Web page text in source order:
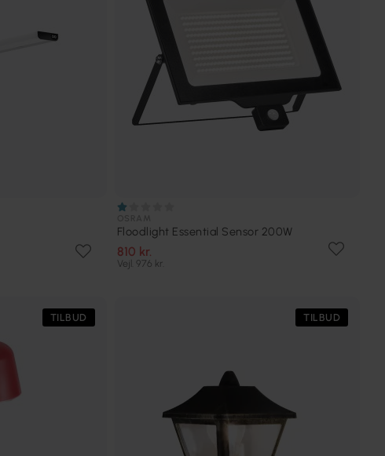
Floodlight Essential Sensor 200W
810 kr.
Vejl. 976 kr.
TILBUD TILBUD